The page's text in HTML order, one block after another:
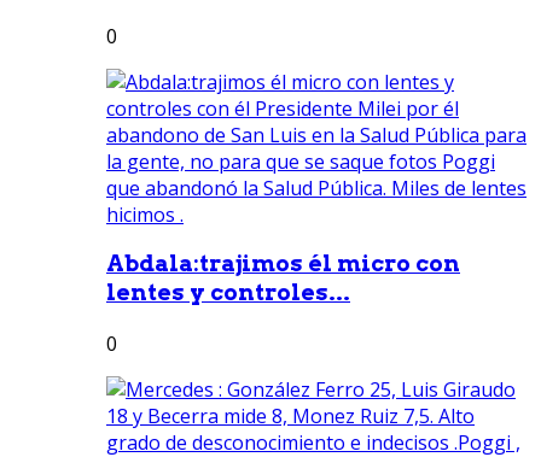
0
Abdala:trajimos él micro con
lentes y controles...
0